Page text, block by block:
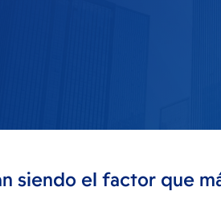
siendo el factor que